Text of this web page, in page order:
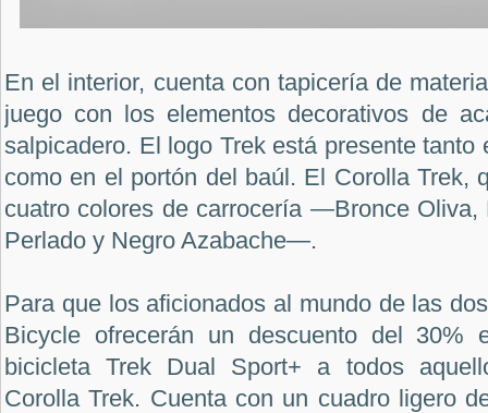
En el interior, cuenta con tapicería de
juego con los elementos decorativos de
salpicadero. El logo Trek está presente tanto
como en el portón del baúl. El Corolla Trek,
cuatro colores de carrocería —Bronce Oliva,
Perlado y Negro Azabache—.
Para que los aficionados al mundo de las
Bicycle ofrecerán un descuento del 30%
bicicleta Trek Dual Sport+ a todos
Corolla Trek. Cuenta con un cuadro ligero